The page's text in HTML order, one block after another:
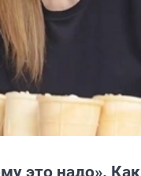
это надо». Как